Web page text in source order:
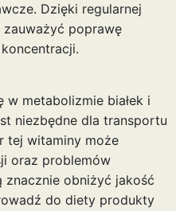
Dzięki regularnej
poprawę
w metabolizmie białek i
niezbędne dla transportu
tej witaminy może
oraz problemów
znacznie obniżyć jakość
do diety produkty